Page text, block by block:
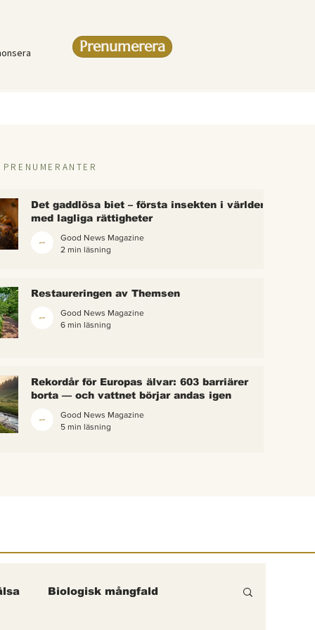
Prenumerera
–
i
gick
Det gaddlösa biet – första insekten i världen
med lagliga rättigheter
Good News Magazine
2 min läsning
Restaureringen av Themsen
Good News Magazine
6 min läsning
Rekordår för Europas älvar: 603 barriärer
borta — och vattnet börjar andas igen
Good News Magazine
5 min läsning
Biologisk mångfald